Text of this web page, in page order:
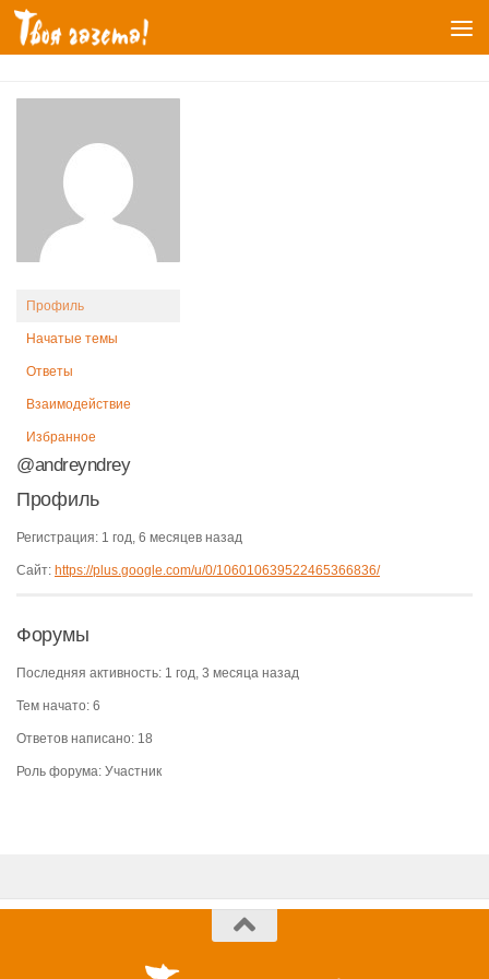
Перейти к содержимому
Профиль
Начатые темы
Ответы
Взаимодействие
Избранное
@andreyndrey
Профиль
Регистрация: 1 год, 6 месяцев назад
Сайт: https://plus.google.com/u/0/106010639522465366836/
Форумы
Последняя активность: 1 год, 3 месяца назад
Тем начато: 6
Ответов написано: 18
Роль форума: Участник